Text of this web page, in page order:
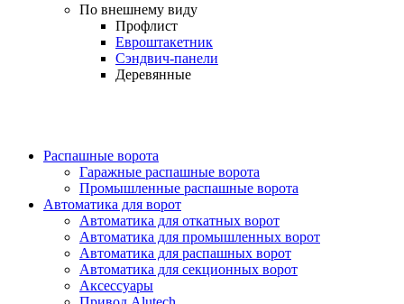
По внешнему виду
Профлист
Евроштакетник
Сэндвич-панели
Деревянные
Распашные ворота
Гаражные распашные ворота
Промышленные распашные ворота
Автоматика для ворот
Автоматика для откатных ворот
Автоматика для промышленных ворот
Автоматика для распашных ворот
Автоматика для секционных ворот
Аксессуары